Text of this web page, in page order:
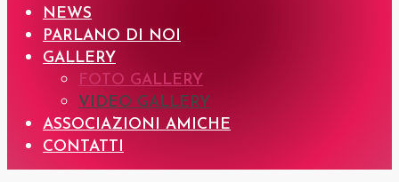
NEWS
PARLANO DI NOI
GALLERY
FOTO GALLERY
VIDEO GALLERY
ASSOCIAZIONI AMICHE
CONTATTI